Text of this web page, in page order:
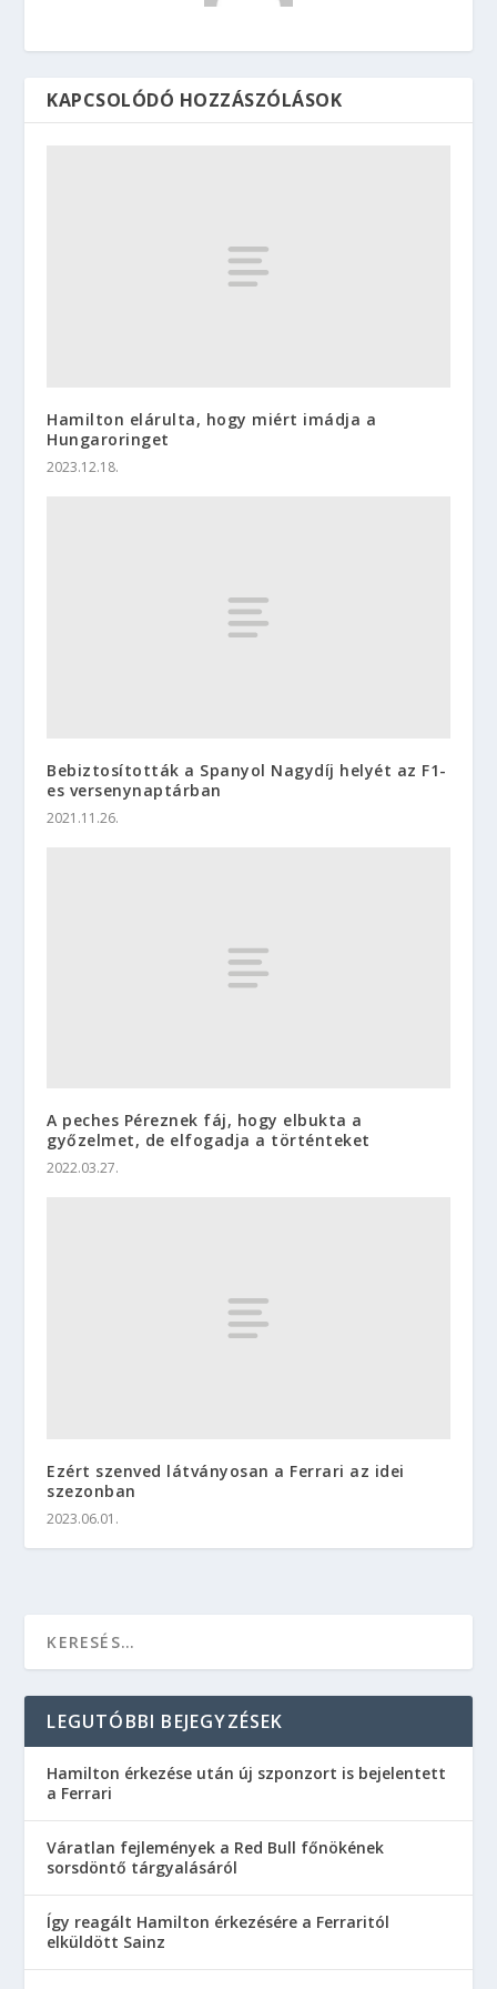
KAPCSOLÓDÓ HOZZÁSZÓLÁSOK
Hamilton elárulta, hogy miért imádja a
Hungaroringet
2023.12.18.
Bebiztosították a Spanyol Nagydíj helyét az F1-
es versenynaptárban
2021.11.26.
A peches Péreznek fáj, hogy elbukta a
győzelmet, de elfogadja a történteket
2022.03.27.
Ezért szenved látványosan a Ferrari az idei
szezonban
2023.06.01.
LEGUTÓBBI BEJEGYZÉSEK
Hamilton érkezése után új szponzort is bejelentett
a Ferrari
Váratlan fejlemények a Red Bull főnökének
sorsdöntő tárgyalásáról
Így reagált Hamilton érkezésére a Ferraritól
elküldött Sainz